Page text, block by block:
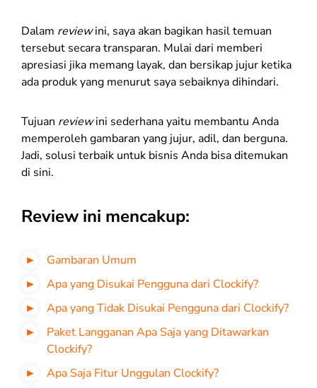
Dalam reviewini, saya akan bagikan hasil temuan
tersebut secara transparan. Mulai dari memberi
apresiasi jika memang layak, dan bersikap jujur ketika
ada produk yang menurut saya sebaiknya dihindari.
Tujuan reviewini sederhana yaitu membantu Anda
memperoleh gambaran yang jujur, adil, dan berguna.
Jadi, solusi terbaik untuk bisnis Anda bisa ditemukan
di sini.
Review ini mencakup:
Gambaran Umum
Apa yang Disukai Pengguna dari Clockify?
Apa yang Tidak Disukai Pengguna dari Clockify?
Paket Langganan Apa Saja yang Ditawarkan
Clockify?
Apa Saja Fitur Unggulan Clockify?